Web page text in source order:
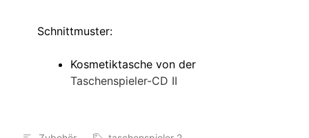
Schnittmuster:
Kosmetiktasche von der
Taschenspieler-CD II